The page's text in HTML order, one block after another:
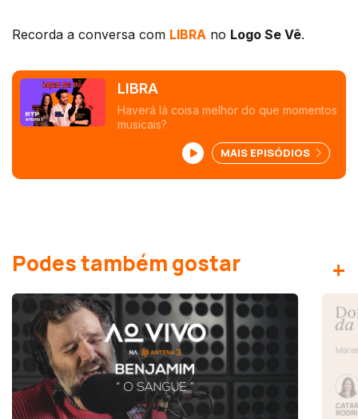
Recorda a conversa com LIBRA no Logo Se Vê.
LIBRA
Haverá lá coisa melhor do que momentos
musicais?
MAIS EPISÓDIOS
Podes também gostar +